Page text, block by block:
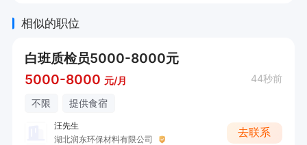
相似的职位
白班质检员5000-8000元
5000-8000 元/月 44秒前
不限 提供食宿
汪先生
湖北润东环保材料有限公司
去联系